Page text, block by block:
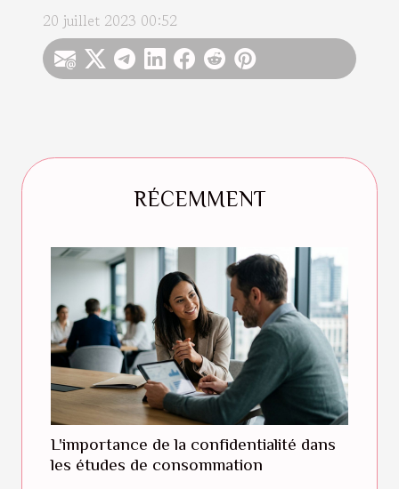
20 juillet 2023 00:52
RÉCEMMENT
L'importance de la confidentialité dans
les études de consommation